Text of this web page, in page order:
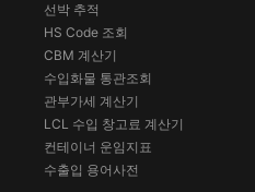
선박 추적
HS Code 조회
CBM 계산기
수입화물 통관조회
관부가세 계산기
LCL 수입 창고료 계산기
컨테이너 운임지표
수출입 용어사전